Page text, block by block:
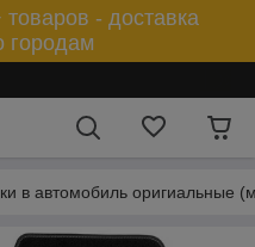
- доставка
городам
в автомобиль оригиальные